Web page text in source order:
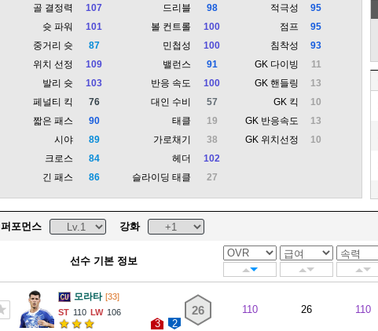
골 결정력
107
슛 파워
101
중거리 슛
87
위치 선정
109
발리 슛
103
페널티 킥
76
짧은 패스
90
시야
89
크로스
84
긴 패스
86
드리블
98
볼 컨트롤
100
민첩성
100
밸런스
91
반응 속도
100
대인 수비
57
태클
19
가로채기
38
헤더
102
슬라이딩 태클
27
적극성
95
점프
95
침착성
93
GK 다이빙
11
GK 핸들링
13
GK 킥
10
GK 반응속도
13
GK 위치선정
10
퍼포먼스 강화
선수 기본 정보
모라타 [33]
110
106
3 2
26 110 26 110